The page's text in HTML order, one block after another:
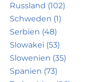
Russland (102)
Schweden (1)
Serbien (48)
Slowakei (53)
Slowenien (35)
Spanien (73)